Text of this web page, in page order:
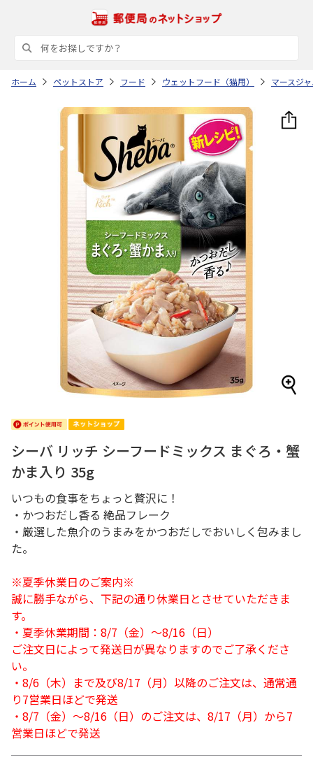
ホーム ペットストア フード ウェットフード（猫用） マースジ
シーバ リッチ シーフードミックス まぐろ・蟹
かま入り 35g
いつもの食事をちょっと贅沢に！
・かつおだし香る 絶品フレーク
・厳選した魚介のうまみをかつおだしでおいしく包みまし
た。
※夏季休業日のご案内※
誠に勝手ながら、下記の通り休業日とさせていただきま
す。
・夏季休業期間：8/7（金）～8/16（日）
ご注文日によって発送日が異なりますのでご了承くださ
い。
・8/6（木）まで及び8/17（月）以降のご注文は、通常通
り7営業日ほどで発送
・8/7（金）～8/16（日）のご注文は、8/17（月）から7
営業日ほどで発送